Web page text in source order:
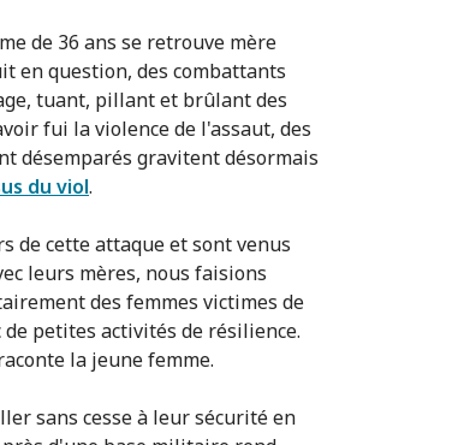
de 36 ans se retrouve mère
en question, des combattants
tuant, pillant et brûlant des
fui la violence de l'assaut, des
désemparés gravitent désormais
du viol.
de cette attaque et sont venus
leurs mères, nous faisions
des femmes victimes de
petites activités de résilience.
la jeune femme.
sans cesse à leur sécurité en